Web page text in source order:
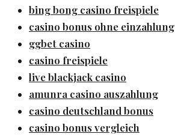
bing bong casino freispiele
casino bonus ohne einzahlung
ggbet casino
casino freispiele
live blackjack casino
amunra casino auszahlung
casino deutschland bonus
casino bonus vergleich